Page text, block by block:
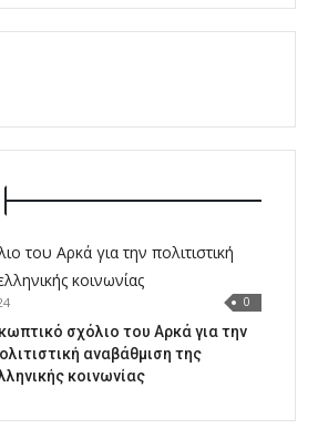
0
σχόλιο του Αρκά για την
αναβάθμιση της
κοινωνίας